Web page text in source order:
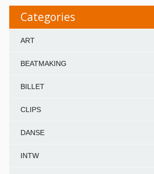
Categories
ART
BEATMAKING
BILLET
CLIPS
DANSE
INTW